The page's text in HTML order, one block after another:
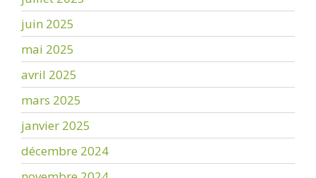
juin 2025
mai 2025
avril 2025
mars 2025
janvier 2025
décembre 2024